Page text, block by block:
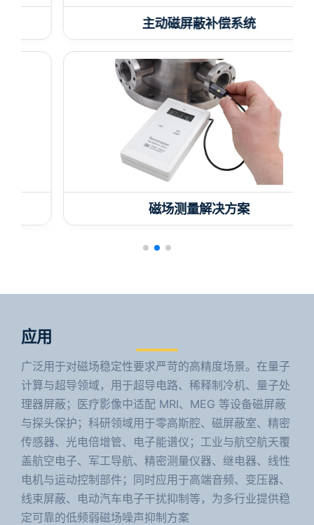
主动磁屏蔽补偿系统
磁场测量解决方案
应用
广泛用于对磁场稳定性要求严苛的高精度场景。在量子
计算与超导领域，用于超导电路、稀释制冷机、量子处
理器屏蔽；医疗影像中适配 MRI、MEG 等设备磁屏蔽
与探头保护；科研领域用于零高斯腔、磁屏蔽室、精密
传感器、光电倍增管、电子能谱仪；工业与航空航天覆
盖航空电子、军工导航、精密测量仪器、继电器、线性
电机与运动控制部件；同时应用于高端音频、变压器、
线束屏蔽、电动汽车电子干扰抑制等，为多行业提供稳
定可靠的低频弱磁场噪声抑制方案